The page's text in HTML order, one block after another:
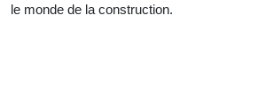
le monde de la construction.